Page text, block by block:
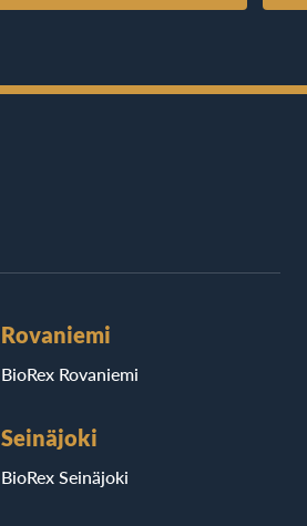
Rovaniemi
BioRex Rovaniemi
Seinäjoki
BioRex Seinäjoki